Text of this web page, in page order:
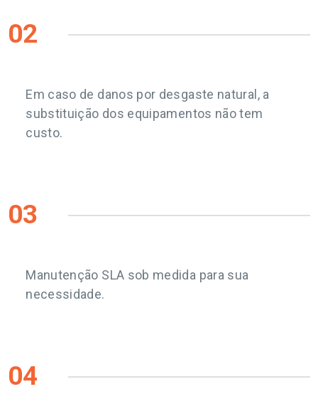
02
Em caso de danos por desgaste natural, a
substituição dos equipamentos não tem
custo.
03
Manutenção SLA sob medida para sua
necessidade.
04